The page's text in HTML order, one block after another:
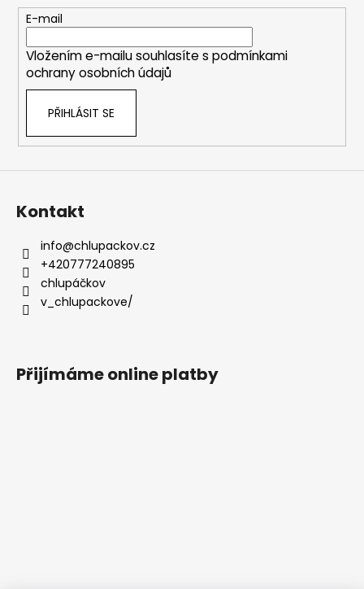
E-mail
Vložením e-mailu souhlasíte s podmínkami
ochrany osobních údajů
PŘIHLÁSIT SE
Kontakt
info@chlupackov.cz
+420777240895
chlupáčkov
v_chlupackove/
Přijímáme online platby